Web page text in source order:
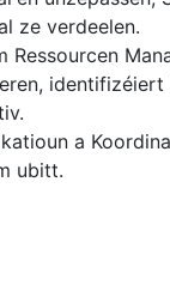
ze verdeelen.
Ressourcen
a
ubitt.